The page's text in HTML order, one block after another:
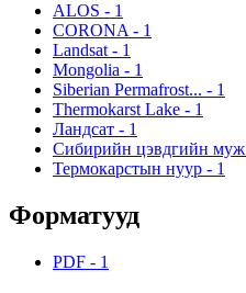
ALOS - 1
CORONA - 1
Landsat - 1
Mongolia - 1
Siberian Permafrost... - 1
Thermokarst Lake - 1
Ландсат - 1
Сибирийн цэвдгийн муж
Термокарстын нуур - 1
Форматууд
PDF - 1